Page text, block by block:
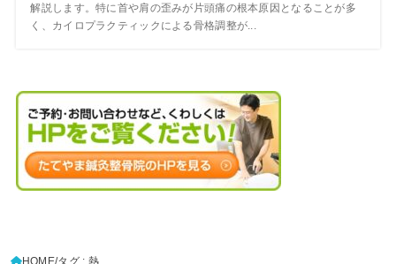
解説します。特に首や肩の歪みが片頭痛の根本原因となることが多
く、カイロプラクティックによる骨格調整が...
HOME タグ : 熱